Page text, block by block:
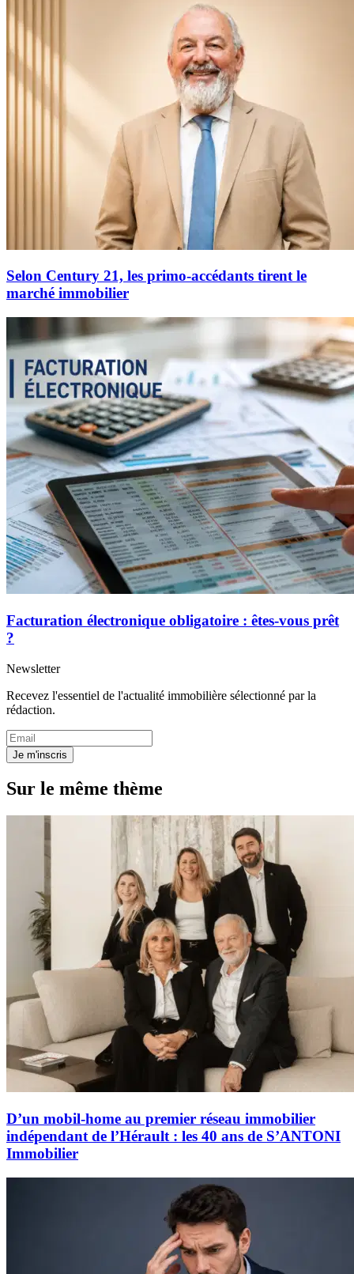
Selon Century 21, les primo-accédants tirent le
marché immobilier
Facturation électronique obligatoire : êtes-vous prêt
?
Newsletter
Recevez l'essentiel de l'actualité immobilière sélectionné par la
rédaction.
Je m'inscris
Sur le même thème
D’un mobil-home au premier réseau immobilier
indépendant de l’Hérault : les 40 ans de S’ANTONI
Immobilier